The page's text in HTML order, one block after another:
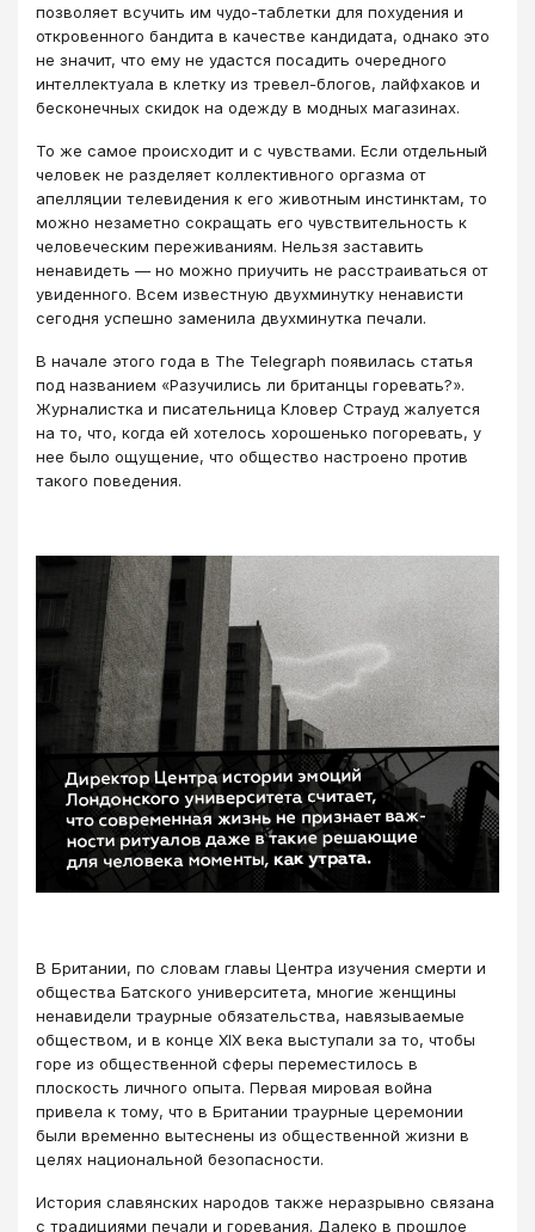
позволяет всучить им чудо-таблетки для похудения и
откровенного бандита в качестве кандидата, однако это
не значит, что ему не удастся посадить очередного
интеллектуала в клетку из тревел-блогов, лайфхаков и
бесконечных скидок на одежду в модных магазинах.
То же самое происходит и с чувствами. Если отдельный
человек не разделяет коллективного оргазма от
апелляции телевидения к его животным инстинктам, то
можно незаметно сокращать его чувствительность к
человеческим переживаниям. Нельзя заставить
ненавидеть — но можно приучить не расстраиваться от
увиденного. Всем известную двухминутку ненависти
сегодня успешно заменила двухминутка печали.
В начале этого года в The Telegraph появилась статья
под названием «Разучились ли британцы горевать?».
Журналистка и писательница Кловер Страуд жалуется
на то, что, когда ей хотелось хорошенько погоревать, у
нее было ощущение, что общество настроено против
такого поведения.
В Британии, по словам главы Центра изучения смерти и
общества Батского университета, многие женщины
ненавидели траурные обязательства, навязываемые
обществом, и в конце XIX века выступали за то, чтобы
горе из общественной сферы переместилось в
плоскость личного опыта. Первая мировая война
привела к тому, что в Британии траурные церемонии
были временно вытеснены из общественной жизни в
целях национальной безопасности.
История славянских народов также неразрывно связана
с традициями печали и горевания. Далеко в прошлое